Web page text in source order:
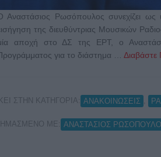
Αναστάσιος Ρωσόπουλος συνεχίζει
της διευθύντριας Μουσικών
αποχή στο ΔΣ της ΕΡΤ, ο
για το διάστημα … Διαβάστε
ΣΤΗΝ ΚΑΤΗΓΟΡΙΑ: ΑΝΑΚΟΙΝΩΣΕΙΣ
ΜΕ: ΑΝΑΣΤΑΣΙΟΣ